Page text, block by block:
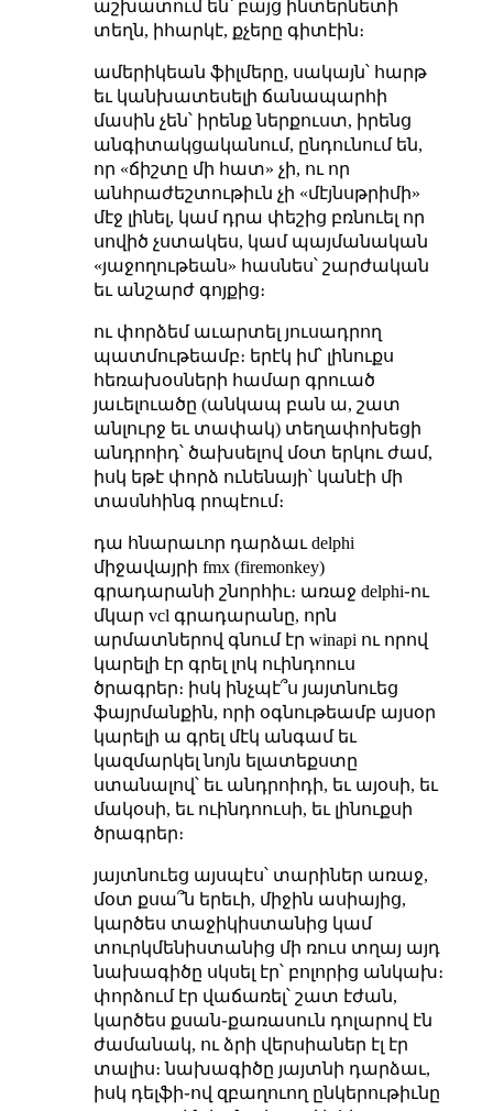
աշխատում են՝ բայց ինտերնետի
տեղն, իհարկէ, քչերը գիտէին։
ամերիկեան ֆիլմերը, սակայն՝ հարթ
եւ կանխատեսելի ճանապարհի
մասին չեն՝ իրենք ներքուստ, իրենց
անգիտակցականում, ընդունում են,
որ «ճիշտը մի հատ» չի, ու որ
անհրաժեշտութիւն չի «մէյնսթրիմի»
մէջ լինել, կամ դրա փեշից բռնուել որ
սովիծ չստակես, կամ պայմանական
«յաջողութեան» հասնես՝ շարժական
եւ անշարժ գոյքից։
ու փորձեմ աւարտել յուսադրող
պատմութեամբ։ երէկ իմ՝ լինուքս
հեռախօսների համար գրուած
յաւելուածը (անկապ բան ա, շատ
անլուրջ եւ տափակ) տեղափոխեցի
անդրոիդ՝ ծախսելով մօտ երկու ժամ,
իսկ եթէ փորձ ունենայի՝ կանէի մի
տասնհինգ րոպէում։
դա հնարաւոր դարձաւ delphi
միջավայրի fmx (firemonkey)
գրադարանի շնորհիւ։ առաջ delphi֊ու
մկար vcl գրադարանը, որն
արմատներով գնում էր winapi ու որով
կարելի էր գրել լոկ ուինդոուս
ծրագրեր։ իսկ ինչպէ՞ս յայտնուեց
ֆայրմանքին, որի օգնութեամբ այսօր
կարելի ա գրել մէկ անգամ եւ
կազմարկել նոյն ելատեքստը
ստանալով՝ եւ անդրոիդի, եւ այօսի, եւ
մակօսի, եւ ուինդոուսի, եւ լինուքսի
ծրագրեր։
յայտնուեց այսպէս՝ տարիներ առաջ,
մօտ քսա՞ն երեւի, միջին ասիայից,
կարծես տաջիկիստանից կամ
տուրկմենիստանից մի ռուս տղայ այդ
նախագիծը սկսել էր՝ բոլորից անկախ։
փորձում էր վաճառել՝ շատ էժան,
կարծես քսան֊քառասուն դոլարով էն
ժամանակ, ու ձրի վերսիաներ էլ էր
տալիս։ նախագիծը յայտնի դարձաւ,
իսկ դելֆի֊ով զբաղուող ընկերութիւնը